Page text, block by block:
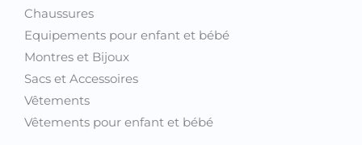
Chaussures
Equipements pour enfant et bébé
Montres et Bijoux
Sacs et Accessoires
Vêtements
Vêtements pour enfant et bébé